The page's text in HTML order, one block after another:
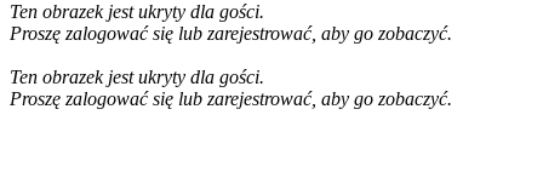
Ten obrazek jest ukryty dla gości.
Proszę zalogować się lub zarejestrować, aby go zobaczyć.
Ten obrazek jest ukryty dla gości.
Proszę zalogować się lub zarejestrować, aby go zobaczyć.